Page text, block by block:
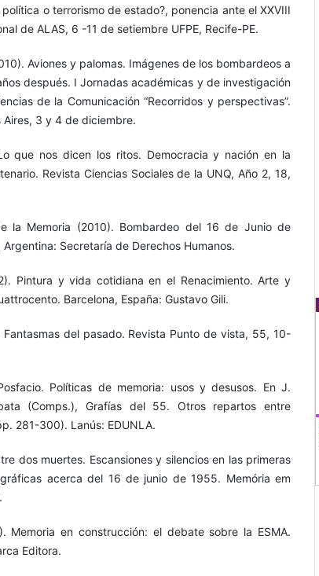
o terrorismo de estado?, ponencia ante el XXVIII
de ALAS, 6 -11 de setiembre UFPE, Recife-PE.
Aviones y palomas. Imágenes de los bombardeos a
después. I Jornadas académicas y de investigación
de la Comunicación “Recorridos y perspectivas”.
Aires, 3 y 4 de diciembre.
que nos dicen los ritos. Democracia y nación en la
Revista Ciencias Sociales de la UNQ, Año 2, 18,
la Memoria (2010). Bombardeo del 16 de Junio de
Secretaría de Derechos Humanos.
Pintura y vida cotidiana en el Renacimiento. Arte y
Barcelona, España: Gustavo Gili.
Fantasmas del pasado. Revista Punto de vista, 55, 10-
Políticas de memoria: usos y desusos. En J.
(Comps.), Grafías del 55. Otros repartos entre
281-300). Lanús: EDUNLA.
dos muertes. Escansiones y silencios en las primeras
acerca del 16 de junio de 1955. Memória em
Memoria en construcción: el debate sobre la ESMA.
Editora.